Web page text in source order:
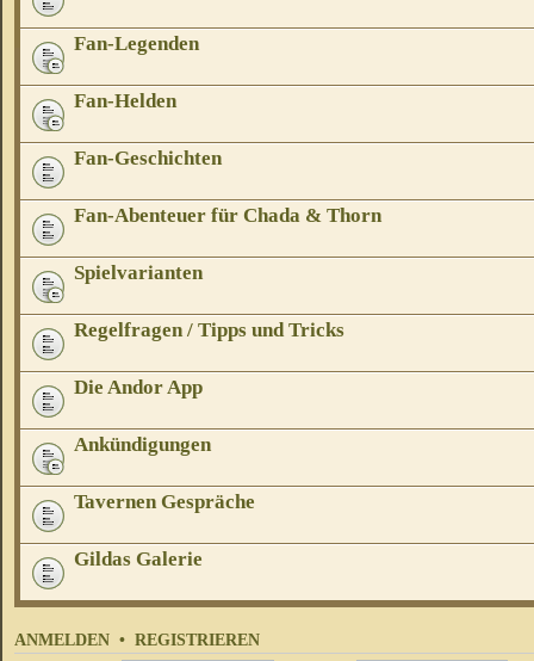
Fan-Legenden
Fan-Helden
Fan-Geschichten
Fan-Abenteuer für Chada & Thorn
Spielvarianten
Regelfragen / Tipps und Tricks
Die Andor App
Ankündigungen
Tavernen Gespräche
Gildas Galerie
ANMELDEN • REGISTRIEREN